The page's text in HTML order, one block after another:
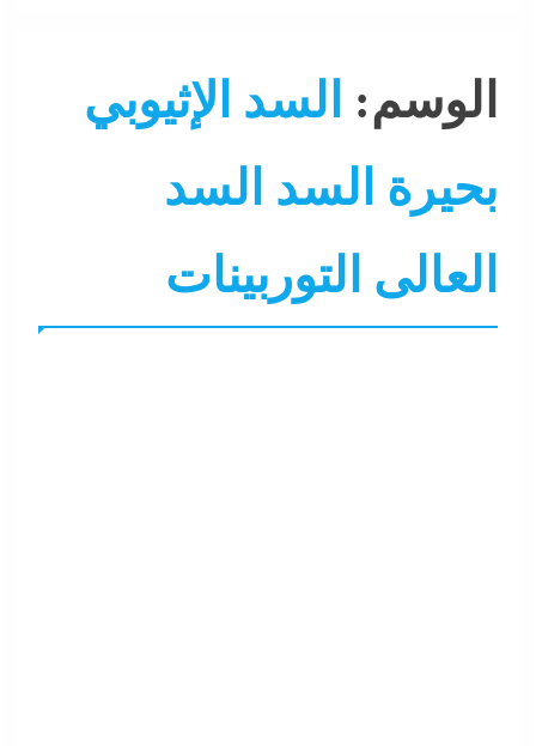
الوسم: السد الإثيوبي
بحيرة السد السد
العالى التوربينات
التحليل اللحظي الشرق الأوسط جاءنا الآن نشرة الأخبار